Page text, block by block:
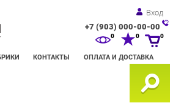
Вход
+7 (903) 000-00-00
КОНТАКТЫ ОПЛАТА И ДОСТАВКА
0 0